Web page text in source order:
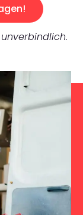
unverbindlich.